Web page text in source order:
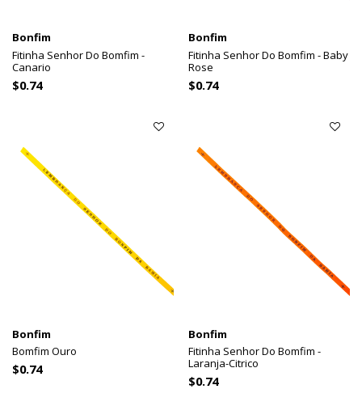
Bonfim
Fitinha Senhor Do Bomfim -
Canario
$0.74
Bonfim
Fitinha Senhor Do Bomfim - Baby
Rose
$0.74
Bonfim
Bomfim Ouro
$0.74
Bonfim
Fitinha Senhor Do Bomfim -
Laranja-Citrico
$0.74